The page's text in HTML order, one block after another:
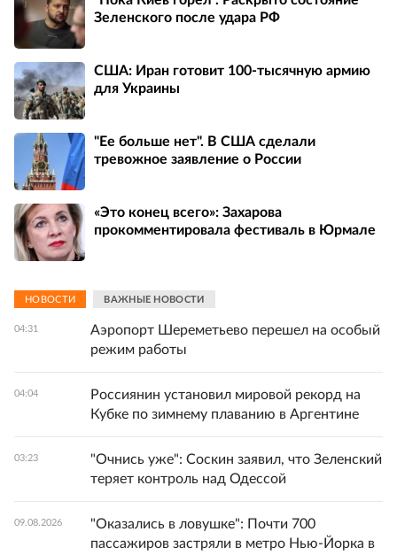
Зеленского после удара РФ
США: Иран готовит 100-тысячную армию
для Украины
"Ее больше нет". В США сделали
тревожное заявление о России
«Это конец всего»: Захарова
прокомментировала фестиваль в Юрмале
НОВОСТИ ВАЖНЫЕ НОВОСТИ
04:31
Аэропорт Шереметьево перешел на особый
режим работы
04:04
Россиянин установил мировой рекорд на
Кубке по зимнему плаванию в Аргентине
03:23
"Очнись уже": Соскин заявил, что Зеленский
теряет контроль над Одессой
09.08.2026
"Оказались в ловушке": Почти 700
пассажиров застряли в метро Нью-Йорка в